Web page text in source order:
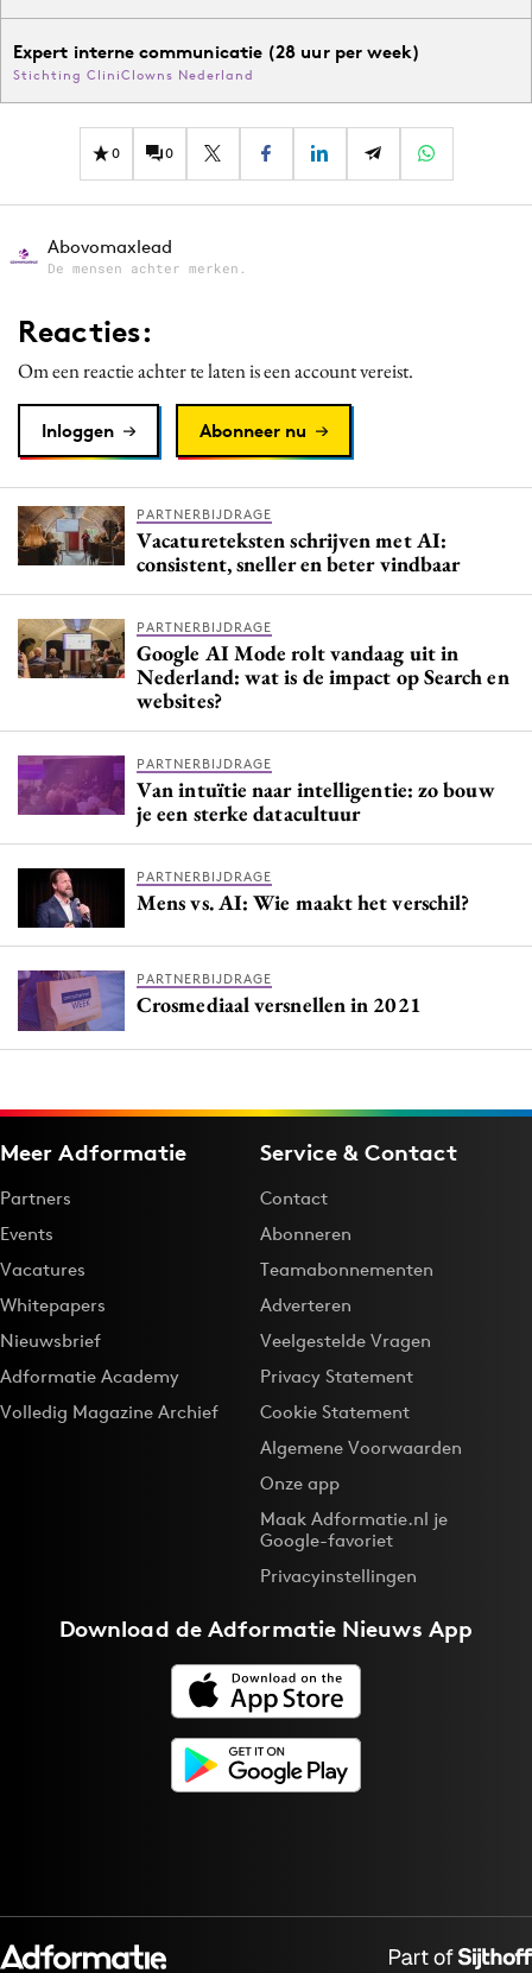
Expert interne communicatie (28 uur per week)
Stichting CliniClowns Nederland
0 0
Abovomaxlead
De mensen achter merken.
Reacties:
Om een reactie achter te laten is een account vereist.
Inloggen Abonneer nu
PARTNERBIJDRAGE
Vacatureteksten schrijven met AI:
consistent, sneller en beter vindbaar
PARTNERBIJDRAGE
Google AI Mode rolt vandaag uit in
Nederland: wat is de impact op Search en
websites?
PARTNERBIJDRAGE
Van intuïtie naar intelligentie: zo bouw
je een sterke datacultuur
PARTNERBIJDRAGE
Mens vs. AI: Wie maakt het verschil?
PARTNERBIJDRAGE
Crosmediaal versnellen in 2021
Meer Adformatie
Partners
Events
Vacatures
Whitepapers
Nieuwsbrief
Adformatie Academy
Volledig Magazine Archief
Service & Contact
Contact
Abonneren
Teamabonnementen
Adverteren
Veelgestelde Vragen
Privacy Statement
Cookie Statement
Algemene Voorwaarden
Onze app
Maak Adformatie.nl je
Google-favoriet
Privacyinstellingen
Download deAdformatie Nieuws App